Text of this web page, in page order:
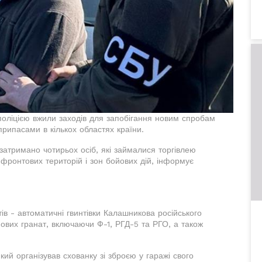
вжили заходів для запобігання новим спробам
в кількох областях країни.
чотирьох осіб, які займалися торгівлею
територій і зон бойових дій, інформує
автоматичні гвинтівки Калашникова російського
гранат, включаючи Ф-1, РГД-5 та РГО, а також
організував схованку зі зброєю у гаражі свого